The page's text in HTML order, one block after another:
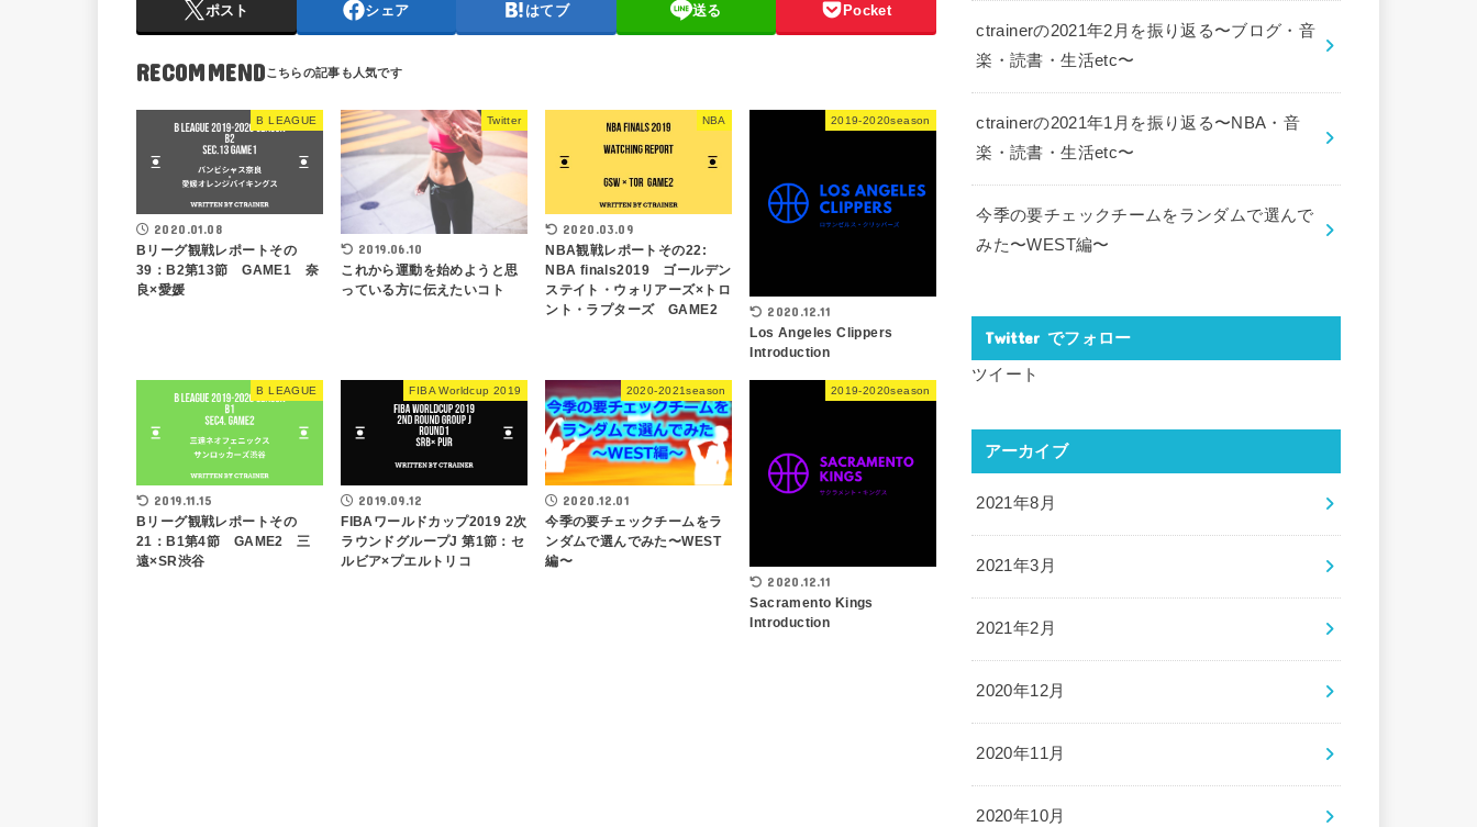
ポスト シェア はてブ 送る Pocket
RECOMMEND
B LEAGUE
2020.01.08
Bリーグ観戦レポートその
39：B2第13節 GAME1 奈
良×愛媛
Twitter
2019.06.10
これから運動を始めようと思
っている方に伝えたいコト
NBA
2020.03.09
NBA観戦レポートその22:
NBA finals2019 ゴールデン
ステイト・ウォリアーズ×トロ
ント・ラプターズ GAME2
2019-2020season
2020.12.11
Los Angeles Clippers
Introduction
B LEAGUE
2019.11.15
Bリーグ観戦レポートその
21：B1第4節 GAME2 三
遠×SR渋谷
FIBA Worldcup 2019
2019.09.12
FIBAワールドカップ2019 2次
ラウンドグループJ 第1節：セ
ルビア×プエルトリコ
2020-2021season
2020.12.01
今季の要チェックチームをラ
ンダムで選んでみた〜WEST
編〜
2019-2020season
2020.12.11
Sacramento Kings
Introduction
ctrainerの2021年2月を振り返る〜ブログ・音
楽・読書・生活etc〜
ctrainerの2021年1月を振り返る〜NBA・音
楽・読書・生活etc〜
今季の要チェックチームをランダムで選んで
みた〜WEST編〜
Twitter でフォロー
ツイート
アーカイブ
2021年8月
2021年3月
2021年2月
2020年12月
2020年11月
2020年10月